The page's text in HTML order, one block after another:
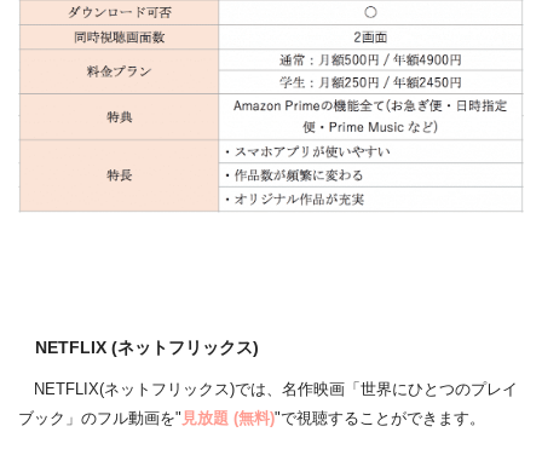
NETFLIX (ネットフリックス)
NETFLIX(ネットフリックス)では、名作映画「世界にひとつのプレイ
ブック」のフル動画を" 見放題 (無料)"で視聴することができます。